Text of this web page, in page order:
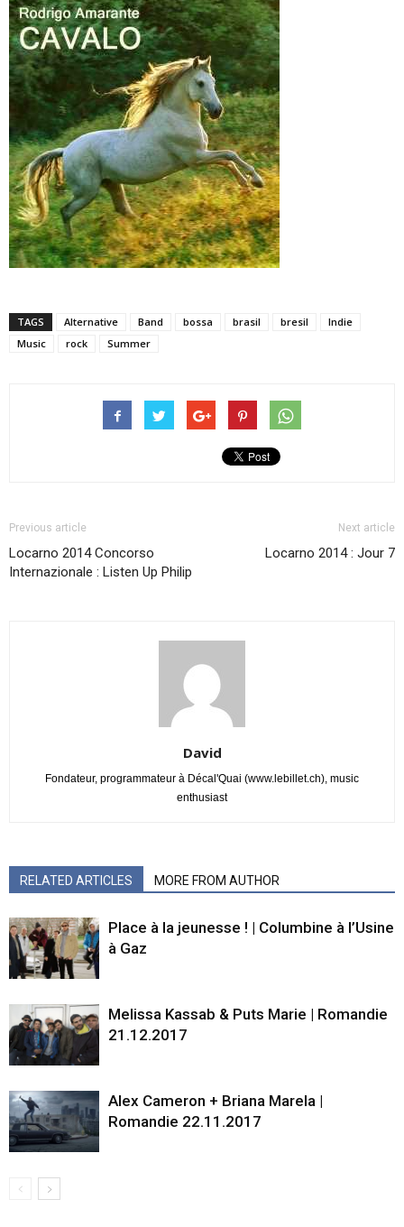
TAGS Alternative Band bossa brasil bresil
Indie
Music
rock Summer
Previous article
Locarno 2014 Concorso
Internazionale : Listen Up Philip
Next article
Locarno 2014 : Jour 7
David
Fondateur, programmateur à Décal'Quai (www.lebillet.ch), music
enthusiast
RELATED ARTICLES MORE FROM AUTHOR
Place à la jeunesse ! | Columbine à l’Usine
à Gaz
Melissa Kassab & Puts Marie | Romandie
21.12.2017
Alex Cameron + Briana Marela |
Romandie 22.11.2017